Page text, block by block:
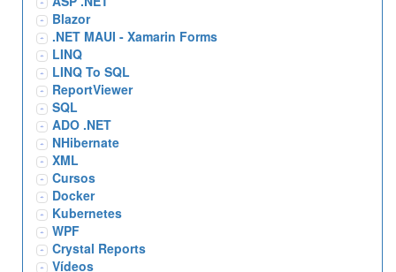
Blazor
.NET MAUI - Xamarin Forms
LINQ
LINQ To SQL
ReportViewer
SQL
ADO .NET
NHibernate
XML
Cursos
Docker
Kubernetes
WPF
Crystal Reports
Vídeos